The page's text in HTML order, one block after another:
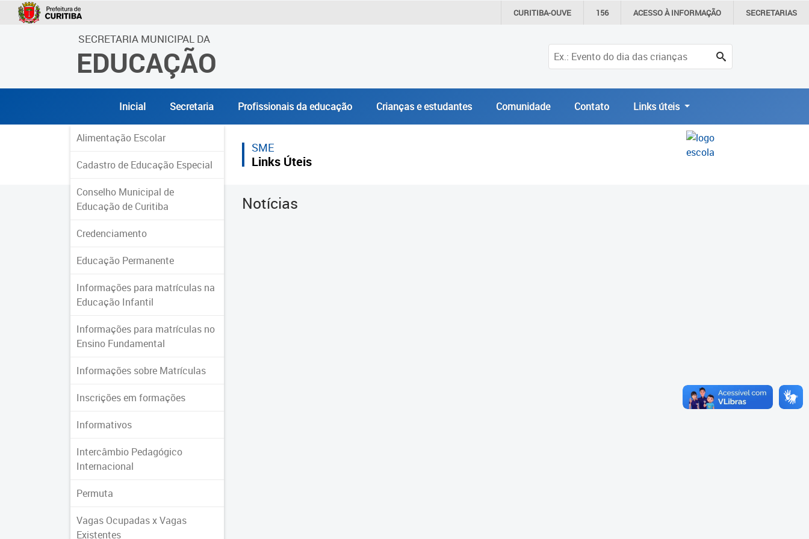
CURITIBA-OUVE 156 ACESSO ÀINFORMAÇÃO SECRETARIAS
SECRETARIA MUNICIPAL DA
EDUCAÇÃO
Inicial Secretaria Profissionais da educação Crianças e estudantes Comunidade Contato Links úteis
Alimentação Escolar
Cadastro de Educação Especial
Conselho Municipal de
Educação de Curitiba
Credenciamento
Educação Permanente
Informações para matrículas na
Educação Infantil
Informações para matrículas no
Ensino Fundamental
Informações sobre Matrículas
Inscrições em formações
Informativos
Intercâmbio Pedagógico
Internacional
Permuta
Vagas Ocupadas x Vagas
Existentes
SME
Links Úteis
Notícias